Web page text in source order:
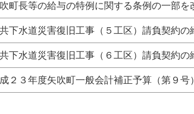
町長等の給与の特例に関する条例の一部を
下水道災害復旧工事（５工区）請負契約の
下水道災害復旧工事（６工区）請負契約の
２３年度矢吹町一般会計補正予算（第９号）